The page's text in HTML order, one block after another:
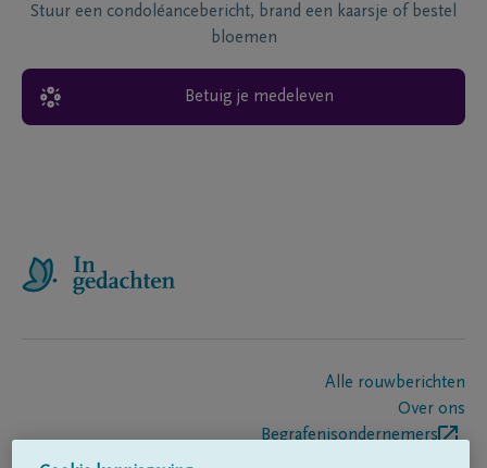
Stuur een condoléancebericht, brand een kaarsje of bestel
bloemen
Betuig je medeleven
Alle rouwberichten
Over ons
Begrafenisondernemers